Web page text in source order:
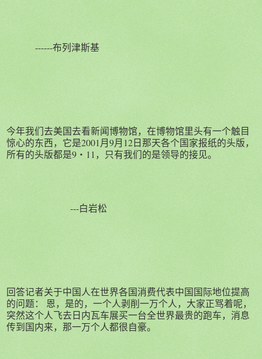
------布列津斯基
今年我们去美国去看新闻博物馆，在博物馆里头有一个触目
惊心的东西，它是2001月9月12日那天各个国家报纸的头版，
所有的头版都是9・11，只有我们的是领导的接见。
---白岩松
回答记者关于中国人在世界各国消费代表中国国际地位提高
的问题： 恩，是的，一个人剥削一万个人，大家正骂着呢，
突然这个人飞去日内瓦车展买一台全世界最贵的跑车，消息
传到国内来，那一万个人都很自豪。